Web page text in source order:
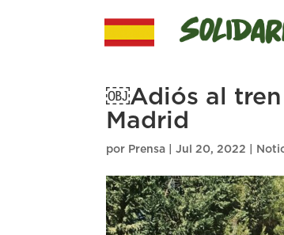
￼Adiós al tren
Madrid
por Prensa |Jul 20, 2022